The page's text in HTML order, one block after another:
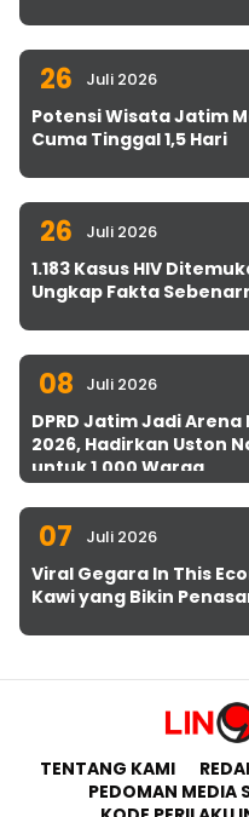
26 Juli 2026
Potensi Wisata Jatim
Cuma Tinggal 1,5 Hari
26 Juli 2026
1.183 Kasus HIV
Ungkap Fakta
08 Juli 2026
DPRD Jatim Jadi
2026, Hadirkan Uston
untuk 1.000 Warga
07 Juli 2026
Viral Gegara In This
Kawi yang Bikin
TENTANG KAMI
PEDOMAN MEDIA